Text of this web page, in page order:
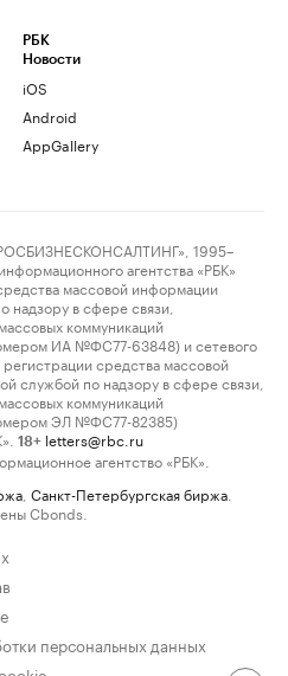
РБК
Новости
iOS
Android
AppGallery
1995–
агентства «РБК»
массовой информации
надзору в сфере связи,
коммуникаций
ИА №ФС77-63848) и сетевого
средства массовой
службой по надзору в сфере связи,
коммуникаций
ЭЛ №ФС77-82385)
18+ letters@rbc.ru
агентство «РБК».
Санкт-Петербургская биржа
Cbonds.
персональных данных